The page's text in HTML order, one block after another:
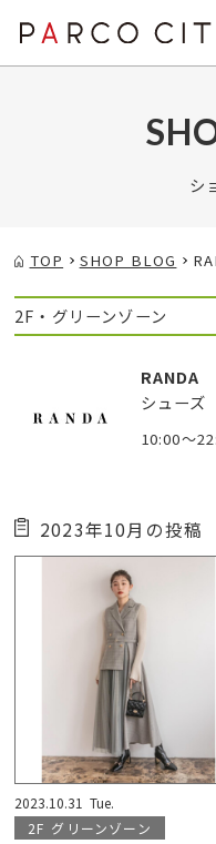
シ
TOP SHOP BLOG
2F・グリーンゾーン
RANDA
シューズ
10:00～
2023年10月の投稿
2023.10.31 Tue.
2F グリーンゾーン